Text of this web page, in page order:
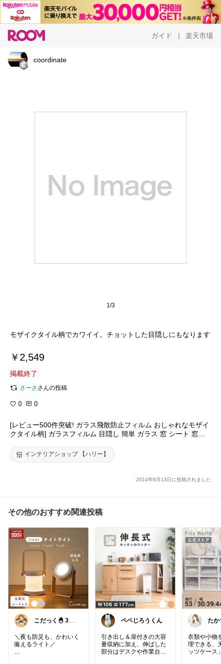
ガイド 楽天市場
coordinate
1/3
モザイクタイル柄でカワイイ。チョットした目隠しにもなります
￥2,549
掲載終了
さーさ さんの投稿
0 0
[レビュー500件突破! ガラス飛散防止フィルム おしゃれなモザイ
クタイル柄] ガラスフィルム 目隠し 簡単 ガラス 窓 シート 窓ガ
策 diy プチ リフォーム 透明 防犯対策 装飾 飛散防止 震災対策 フ
ィルム 01M
インテリアショップ 【ハリー】
2014年8月13日に投稿されました
その他のおすすめ関連投稿
こだっく🐣 3児
＼夜も防災も、かわいく
備えるライト／
ペペじろうくん
引き出し＆扉付きの大容
量収納に加え、伸ばした
部分はデスクや作業台と
たか
い暮
衣類や小物
理できる、
ッツケース